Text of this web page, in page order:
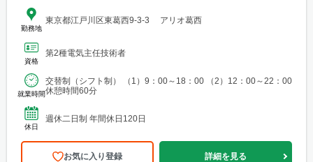
勤務地
東京都江戸川区東葛西9-3-3 アリオ葛西
資格
第2種電気主任技術者
就業時間
交替制（シフト制） （1）9：00～18：00 （2）12：00～22：00
休憩時間60分
休日
週休二日制 年間休日120日
お気に入り登録 詳細を見る